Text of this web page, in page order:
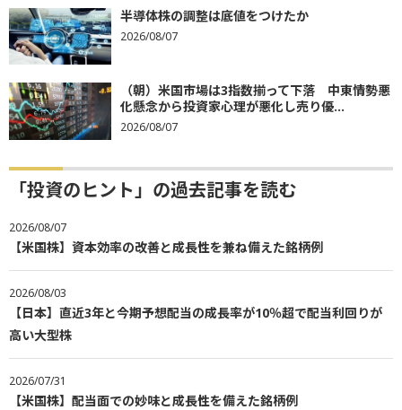
半導体株の調整は底値をつけたか
2026/08/07
（朝）米国市場は3指数揃って下落 中東情勢悪
化懸念から投資家心理が悪化し売り優...
2026/08/07
「投資のヒント」の過去記事を読む
2026/08/07
【米国株】資本効率の改善と成長性を兼ね備えた銘柄例
2026/08/03
【日本】直近3年と今期予想配当の成長率が10％超で配当利回りが
高い大型株
2026/07/31
【米国株】配当面での妙味と成長性を備えた銘柄例